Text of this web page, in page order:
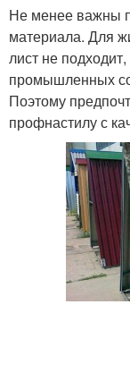
Не менее важны
материала. Для
лист не
промышленных
Поэтому
профнастилу с